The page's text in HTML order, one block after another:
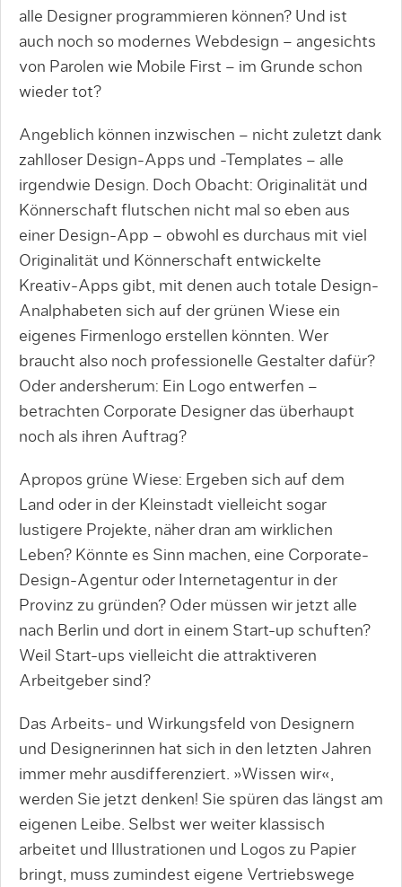
alle Designer programmieren können? Und ist
auch noch so modernes Webdesign – angesichts
von Parolen wie Mobile First – im Grunde schon
wieder tot?
Angeblich können inzwischen – nicht zuletzt dank
zahlloser Design-Apps und -Templates – alle
irgendwie Design. Doch Obacht: Originalität und
Könnerschaft flutschen nicht mal so eben aus
einer Design-App – obwohl es durchaus mit viel
Originalität und Könnerschaft entwickelte
Kreativ-Apps gibt, mit denen auch totale Design-
Analphabeten sich auf der grünen Wiese ein
eigenes Firmenlogo erstellen könnten. Wer
braucht also noch professionelle Gestalter dafür?
Oder andersherum: Ein Logo entwerfen –
betrachten Corporate Designer das überhaupt
noch als ihren Auftrag?
Apropos grüne Wiese: Ergeben sich auf dem
Land oder in der Kleinstadt vielleicht sogar
lustigere Projekte, näher dran am wirklichen
Leben? Könnte es Sinn machen, eine Corporate-
Design-Agentur oder Internetagentur in der
Provinz zu gründen? Oder müssen wir jetzt alle
nach Berlin und dort in einem Start-up schuften?
Weil Start-ups vielleicht die attraktiveren
Arbeitgeber sind?
Das Arbeits- und Wirkungsfeld von Designern
und Designerinnen hat sich in den letzten Jahren
immer mehr ausdifferenziert. »Wissen wir«,
werden Sie jetzt denken! Sie spüren das längst am
eigenen Leibe. Selbst wer weiter klassisch
arbeitet und Illustrationen und Logos zu Papier
bringt, muss zumindest eigene Vertriebswege